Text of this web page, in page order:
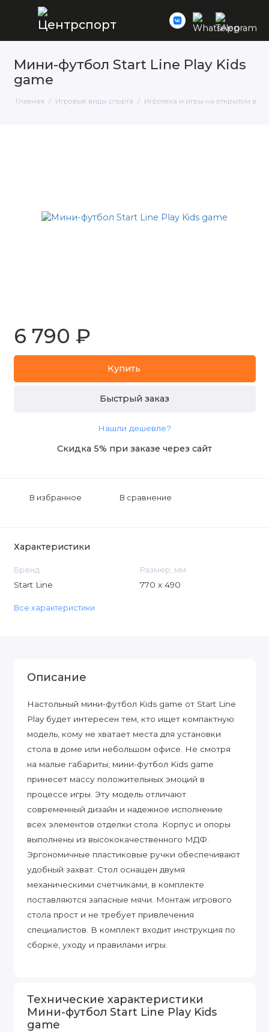
Мини-футбол Start Line Play Kids
game
Главная Игровые виды спорта Игротека и игры на открытом
6 790 ₽
Купить
Быстрый заказ
Нашли дешевле?
Скидка 5% при заказе через сайт
В избранное В сравнение
Характеристики
Бренд
Start Line
Размер, мм
770 х 490
Все характеристики
Описание
Настольный мини-футбол Kids game от Start Line
Play будет интересен тем, кто ищет компактную
модель, кому не хватает места для установки
стола в доме или небольшом офисе. Не смотря
на малые габариты, мини-футбол Kids game
принесет массу положительных эмоций в
процессе игры. Эту модель отличают
современный дизайн и надежное исполнение
всех элементов отделки стола. Корпус и опоры
выполнены из высококачественного МДФ.
Эргономичные пластиковые ручки обеспечивают
удобный захват. Стол оснащен двумя
механическими счетчиками, в комплекте
поставляются запасные мячи. Монтаж игрового
стола прост и не требует привлечения
специалистов. В комплект входит инструкция по
сборке, уходу и правилами игры.
Технические характеристики
Мини-футбол Start Line Play Kids
game